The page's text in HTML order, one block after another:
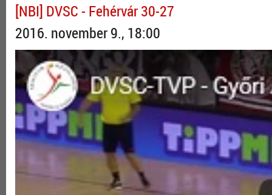
[NBI] DVSC - Fehérvár 30-27
2016. november 9., 18:00